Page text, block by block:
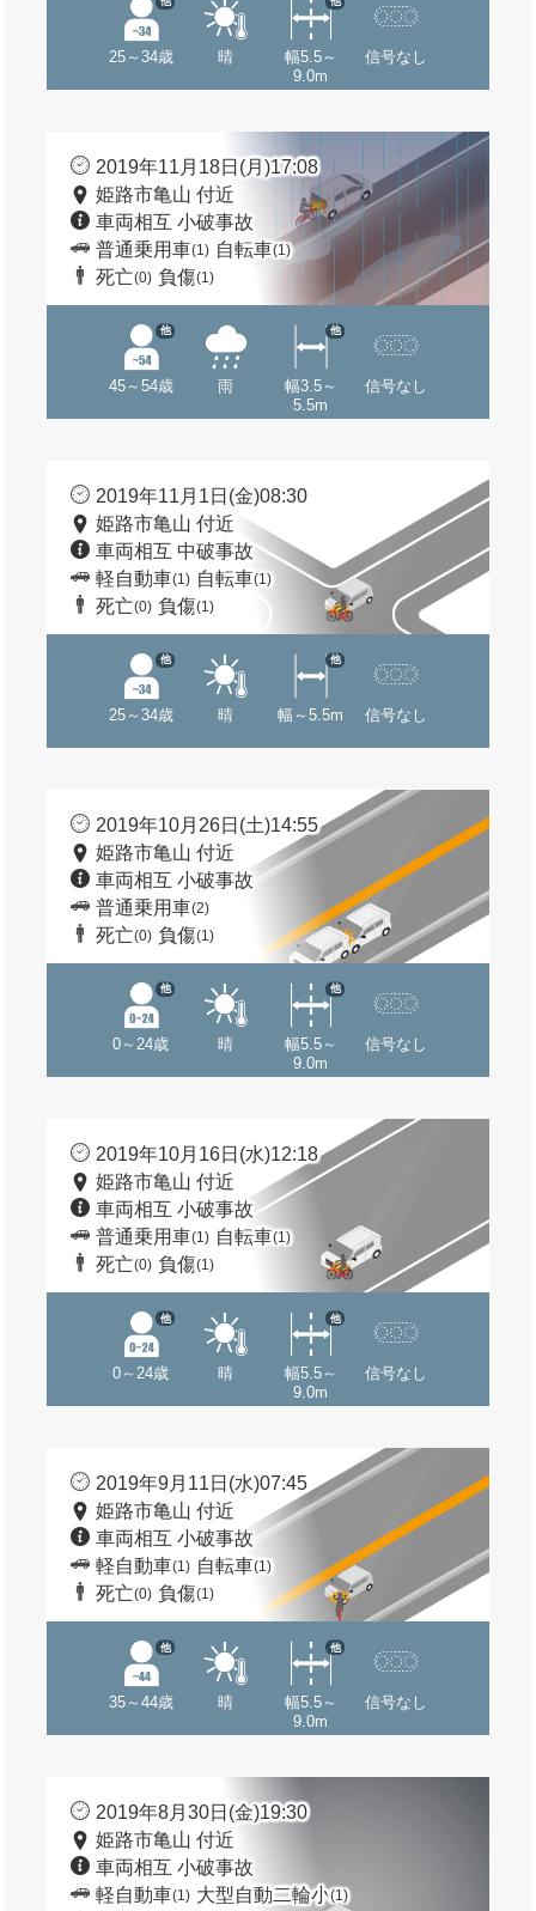
25～34歳 晴
幅5.5～
9.0m
信号なし
2019年11月18日(月)17:08
姫路市亀山 付近
車両相互 小破事故
普通乗用車(1) 自転車(1)
死亡(0) 負傷(1)
45～54歳
他
雨
幅3.5～
5.5m
他
信号なし
2019年11月1日(金)08:30
姫路市亀山 付近
車両相互 中破事故
軽自動車(1) 自転車(1)
死亡(0) 負傷(1)
25～34歳
他
晴 幅～5.5m
他
信号なし
2019年10月26日(土)14:55
姫路市亀山 付近
車両相互 小破事故
普通乗用車(2)
死亡(0) 負傷(1)
0～24歳
他
晴
幅5.5～
9.0m
他
信号なし
2019年10月16日(水)12:18
姫路市亀山 付近
車両相互 小破事故
普通乗用車(1) 自転車(1)
死亡(0) 負傷(1)
0～24歳
他
晴
幅5.5～
9.0m
他
信号なし
2019年9月11日(水)07:45
姫路市亀山 付近
車両相互 小破事故
軽自動車(1) 自転車(1)
死亡(0) 負傷(1)
35～44歳
他
晴
幅5.5～
9.0m
他
信号なし
2019年8月30日(金)19:30
姫路市亀山 付近
車両相互 小破事故
軽自動車(1) 大型自動二輪小(1)